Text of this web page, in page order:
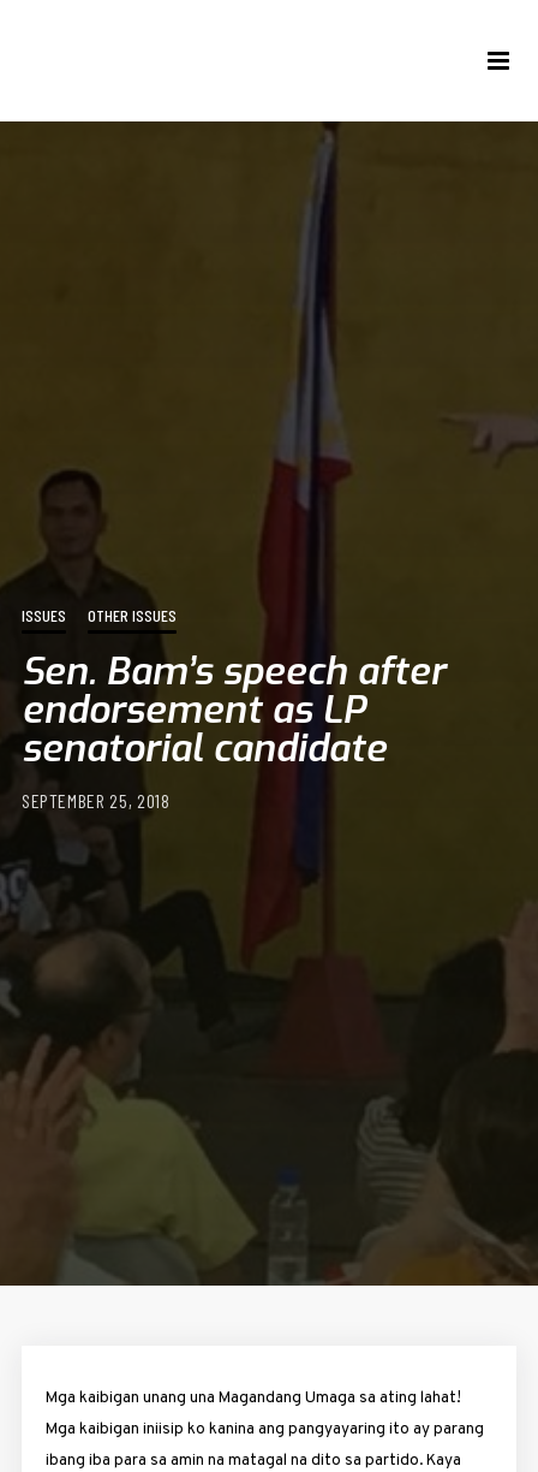
ISSUES OTHER ISSUES
Sen. Bam’s speech after
endorsement as LP
senatorial candidate
SEPTEMBER 25, 2018
Mga kaibigan unang una Magandang Umaga sa ating lahat!
Mga kaibigan iniisip ko kanina ang pangyayaring ito ay parang
ibang iba para sa amin na matagal na dito sa partido. Kaya